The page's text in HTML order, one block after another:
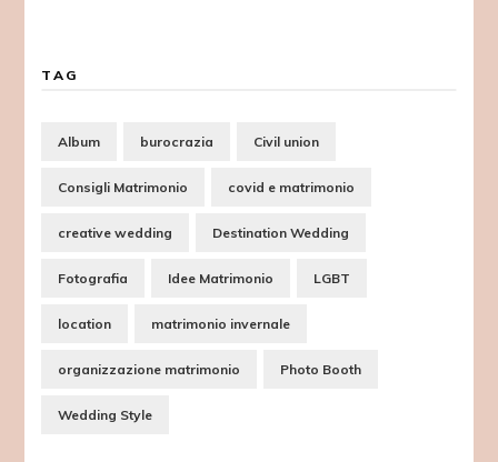
TAG
Album burocrazia Civil union
Consigli Matrimonio covid e matrimonio
creative wedding Destination Wedding
Fotografia Idee Matrimonio LGBT
location matrimonio invernale
organizzazione matrimonio Photo Booth
Wedding Style